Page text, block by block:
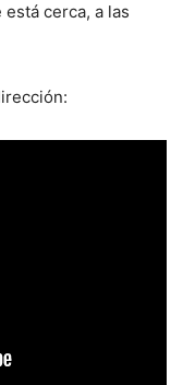
cerca, a las